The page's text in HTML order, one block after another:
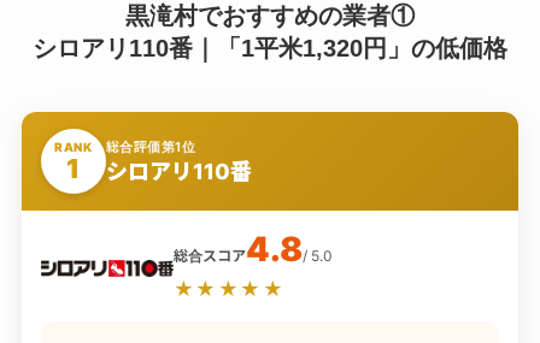
黒滝村でおすすめの業者①
シロアリ110番｜「1平米1,320円」の低価格
RANK
1
総合評価第1位
シロアリ110番
総合スコア4.8/ 5.0
★★★★★